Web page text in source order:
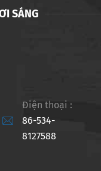
SÁNG

Điện thoại :
86-534-
8127588